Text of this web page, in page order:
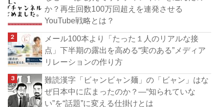
か？再生回数100万回超えを連発させる
YouTube戦略とは？
メール100本より「たった１人のリアルな接
点」下半期の露出を高める“実のある”メディア
リレーションの作り方
難読漢字「ビャンビャン麺」の「ビャン」はな
ぜ日本中に広まったのか？―“知られていな
い”を“話題”に変える仕掛けとは